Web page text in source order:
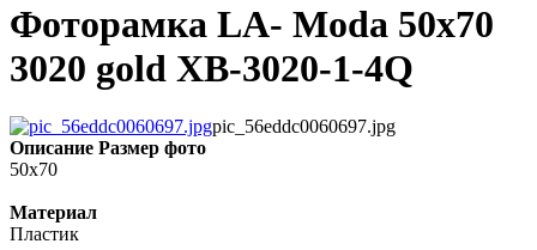
Фоторамка LA- Moda 50x70
3020 gold XB-3020-1-4Q
pic_56eddc0060697.jpg
Описание Размер фото
50x70
Материал
Пластик